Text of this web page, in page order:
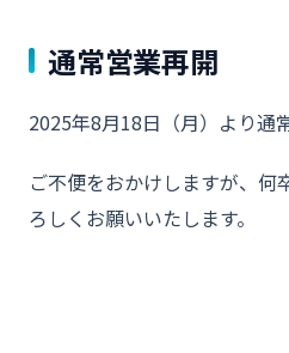
通常営業再開
2025年8月18日（月）より通
ご不便をおかけしますが、何
ろしくお願いいたします。